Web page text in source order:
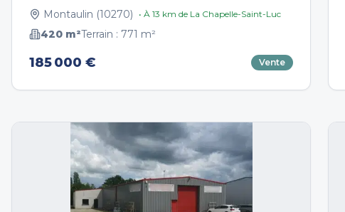
Montaulin (10270) • À 13 km de La Chapelle-Saint-Luc
420 m²Terrain : 771 m²
185 000 € Vente